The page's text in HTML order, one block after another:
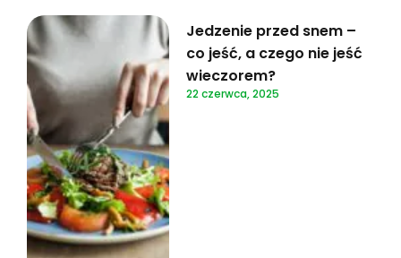
Jedzenie przed snem –
co jeść, a czego nie jeść
wieczorem?
22 czerwca, 2025